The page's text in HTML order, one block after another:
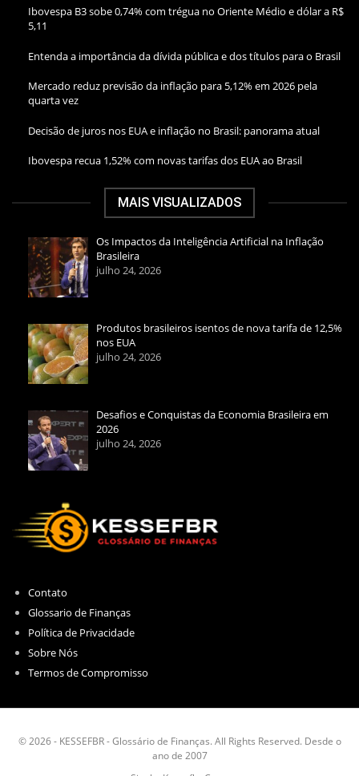
Ibovespa B3 sobe 0,74% com trégua no Oriente Médio e dólar a R$
5,11
Entenda a importância da dívida pública e dos títulos para o Brasil
Mercado reduz previsão da inflação para 5,12% em 2026 pela
quarta vez
Decisão de juros nos EUA e inflação no Brasil: panorama atual
Ibovespa recua 1,52% com novas tarifas dos EUA ao Brasil
MAIS VISUALIZADOS
Os Impactos da Inteligência Artificial na Inflação
Brasileira
julho 24, 2026
Produtos brasileiros isentos de nova tarifa de 12,5%
nos EUA
julho 24, 2026
Desafios e Conquistas da Economia Brasileira em
2026
julho 24, 2026
Contato
Glossario de Finanças
Política de Privacidade
Sobre Nós
Termos de Compromisso
© 2026 - KESSEFBR - Glossário de Finanças. All Rights Reserved. Desde o
ano de 2007